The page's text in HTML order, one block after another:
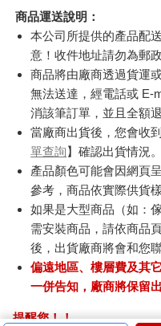
商品運送說明：
本公司所提供的產品配
意！收件地址請勿為郵政
商品將由廠商透過貨運
無法送達，經電話或 E-
消該筆訂單，並且全額退
當廠商出貨後，您會收
單查詢】確認出貨情況。
產品顏色可能會因網頁
參考，商品依實際供貨樣
如果是大型商品（如：
需安裝商品，請依商品
後，出貨廠商將會和您
偏遠地區、樓層費及其
一併告知，廠商將保留
提醒您！！